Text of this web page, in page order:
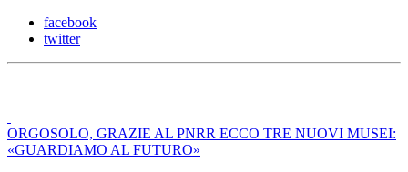
facebook
twitter
ORGOSOLO, GRAZIE AL PNRR ECCO TRE NUOVI MUSEI:
«GUARDIAMO AL FUTURO»